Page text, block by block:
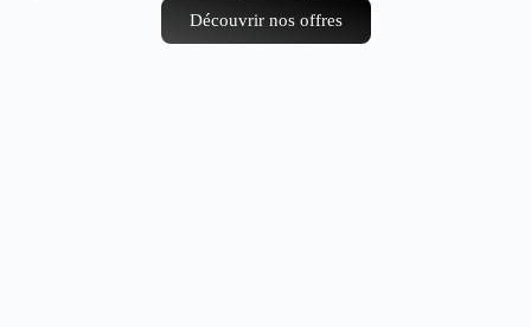
Découvrir nos offres